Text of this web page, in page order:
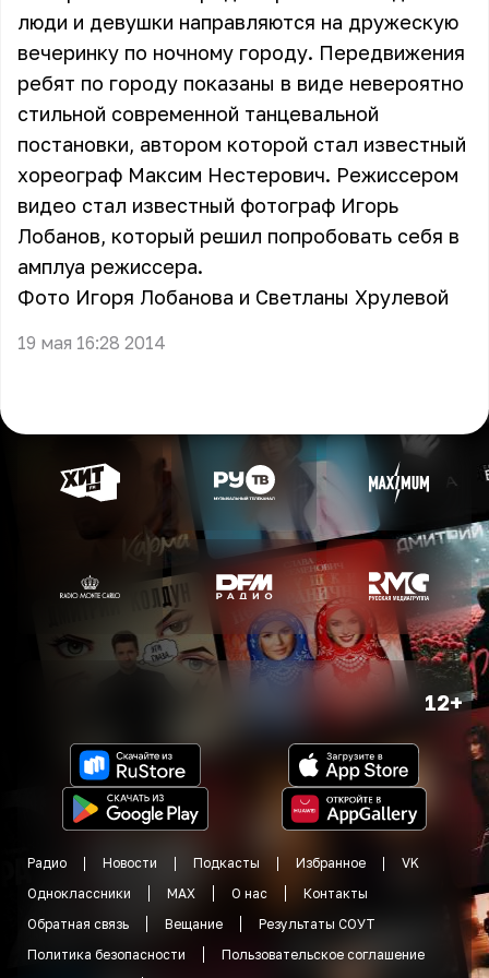
люди и девушки направляются на дружескую
вечеринку по ночному городу. Передвижения
ребят по городу показаны в виде невероятно
стильной современной танцевальной
постановки, автором которой стал известный
хореограф Максим Нестерович. Режиссером
видео стал известный фотограф Игорь
Лобанов, который решил попробовать себя в
амплуа режиссера.
Фото Игоря Лобанова и Светланы Хрулевой
19 мая 16:28 2014
12+
Радио Новости Подкасты Избранное
VK
Одноклассники
MAX О нас
Контакты
Обратная связь
Вещание
Результаты СОУТ
Политика безопасности
Пользовательское соглашение